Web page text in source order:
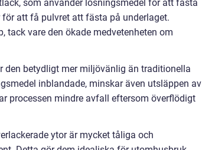
som använder lösningsmedel för att fästa
att få pulvret att fästa på underlaget.
tack vare den ökade medvetenheten om
den betydligt mer miljövänlig än traditionella
inblandade, minskar även utsläppen av
processen mindre avfall eftersom överflödigt
ytor är mycket tåliga och